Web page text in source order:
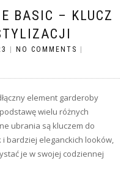
BASIC – KLUCZ
| NO COMMENTS |
element garderoby
wielu różnych
ubrania są kluczem do
bardziej eleganckich looków,
je w swojej codziennej